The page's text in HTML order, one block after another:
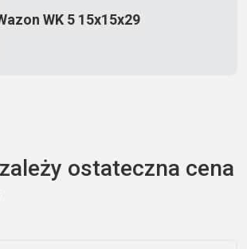
WK 5 15x15x29
2
ostateczna cena